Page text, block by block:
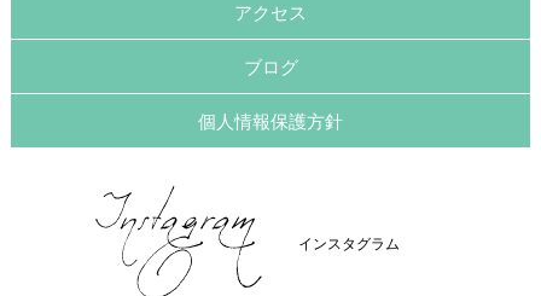
アクセス
ブログ
個人情報保護方針
インスタグラム